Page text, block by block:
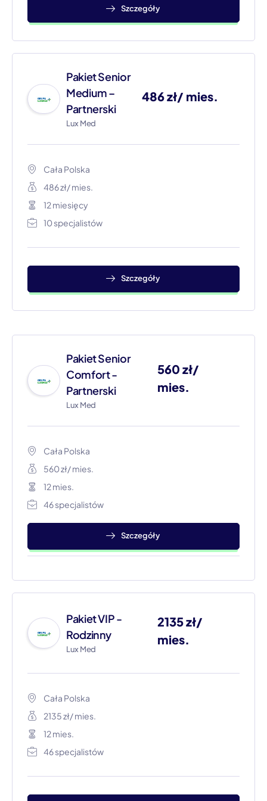
Szczegóły
Pakiet Senior
Medium –
Partnerski
Lux Med
486 zł/ mies.
Cała Polska​
486 zł/ mies.
12 miesięcy
10 specjalistów
Szczegóły
Pakiet Senior
Comfort -
Partnerski
Lux Med
560 zł/
mies.
Cała Polska​
560 zł/ mies.
12 mies.
46 specjalistów
Szczegóły
Pakiet VIP -
Rodzinny
Lux Med
2135 zł/
mies.
Cała Polska​
2135 zł/ mies.
12 mies.
46 specjalistów